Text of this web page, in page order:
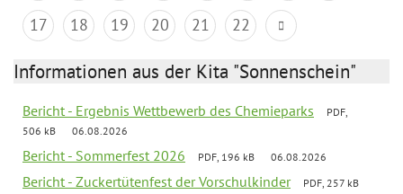
17
18 19 20 21 22
Informationen aus der Kita "Sonnenschein"
Bericht - Ergebnis Wettbewerb des Chemieparks
PDF,
506 kB
06.08.2026
Bericht - Sommerfest 2026 PDF, 196 kB 06.08.2026
Bericht - Zuckertütenfest der Vorschulkinder
PDF, 257 kB